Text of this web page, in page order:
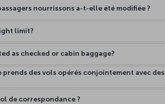
nourrissons a-t-elle été modifiée ?
limit?
as checked or cabin baggage?
des vols opérés conjointement avec des
de correspondance ?